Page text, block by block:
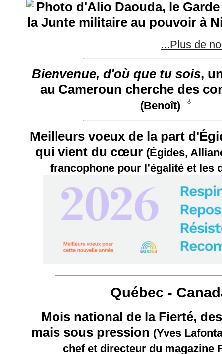
...Plus de
Bienvenue, d'où que tu sois,
au Cameroun cherche des
(Benoît) __
Meilleurs voeux de la part
qui vient du cœur (Égides,
francophone pour l’égalité et les
Québec -
Mois national de la Fierté,
mais sous pression (Yves
chef et directeur du magazine